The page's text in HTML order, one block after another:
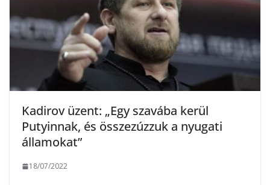
Kadirov üzent: „Egy szavába kerül
Putyinnak, és összezúzzuk a nyugati
államokat”
18/07/2022